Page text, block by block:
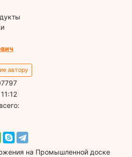
автору
на Промышленной доске